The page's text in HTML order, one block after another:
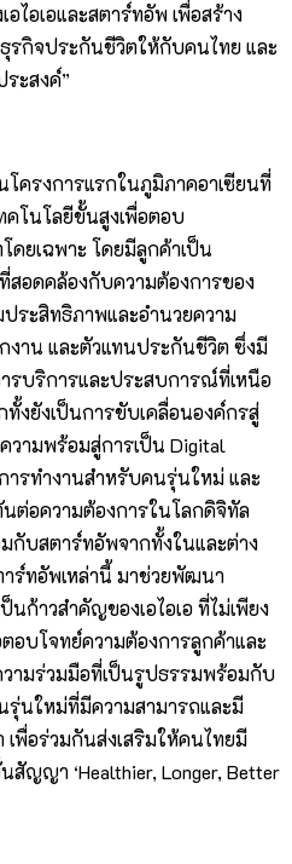
ไอเอและสตาร์ทอัพ เพื่อสร้าง
รกิจประกันชีวิตให้กับคนไทย และ
ระสงค์”
โครงการแรกในภูมิภาคอาเซียนที่
โนโลยีขั้นสูงเพื่อตอบ
ยเฉพาะ โดยมีลูกค้าเป็น
อดคล้องกับความต้องการของ
ระสิทธิภาพและอำนวยความ
าน และตัวแทนประกันชีวิต ซึ่งมี
รบริการและประสบการณ์ที่เหนือ
งยังเป็นการขับเคลื่อนองค์กรสู่
วามพร้อมสู่การเป็น Digital
รทำงานสำหรับคนรุ่นใหม่ และ
ต่อความต้องการในโลกดิจิทัล
กับสตาร์ทอัพจากทั้งในและต่าง
าร์ทอัพเหล่านี้ มาช่วยพัฒนา
ก้าวสำคัญของเอไอเอ ที่ไม่เพียง
บโจทย์ความต้องการลูกค้าและ
ามร่วมมือที่เป็นรูปธรรมพร้อมกับ
นใหม่ที่มีความสามารถและมี
พื่อร่วมกันส่งเสริมให้คนไทยมี
ญญา ‘Healthier, Longer, Better